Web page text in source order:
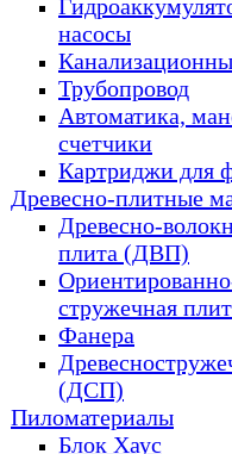
насосы
Трубопровод
Автоматика,
счетчики
Картриджи для
Древесно-плитные
Древесно-
плита (ДВП)
стружечная
Фанера
(ДСП)
Пиломатериалы
Блок Хаус